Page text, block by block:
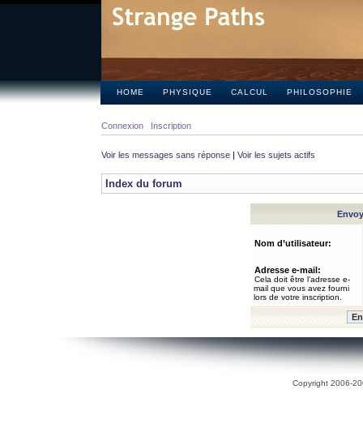
HOME PHYSIQUE CALCUL PHILOSOPHIE
Connexion Inscription
Voir les messages sans réponse | Voir les sujets actifs
Index du forum
Nom d’utilisateur:
Adresse e-mail:
Cela doit être l’adresse e-
mail que vous avez fourni
lors de votre inscription.
Copyright 2006-